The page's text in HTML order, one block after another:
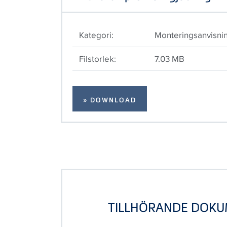
Kategori:
Filstorlek:
7.03 MB
» DOWNLOAD
TILLHÖRANDE